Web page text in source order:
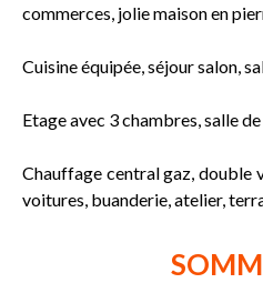
commerces, jolie maison en
Cuisine équipée, séjour salon,
Etage avec 3 chambres, salle
Chauffage central gaz, double
voitures, buanderie, atelier,